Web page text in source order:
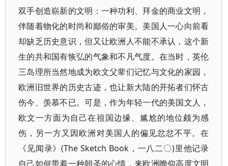
双手创造崭新的文明：一种功利、拜金的商业文明，
伴随着物化的时尚和鄙俗的审美。美国人一心向前看
却缺乏历史意识，但又让欧洲人不能不承认，这个新
生的共和国有恢弘的气象和不凡气度。在当时，英伦
三岛理所当然地成为欧文父辈们记忆与文化的家园，
欧洲旧世界的历史古迹，也让新大陆的开拓者们怀古
伤今、羡慕不已。可是，作为年轻一代的美国文人，
欧文一方面为自己在祖国边缘、尴尬的地位颇为感
伤，另一方又因欧洲对美国人的偏见忿忿不平。在
《见闻录》(The Sketch Book，一八二〇)里他记录
自己如何带着一种朝圣的心情，来欧洲瞻仰高度文明